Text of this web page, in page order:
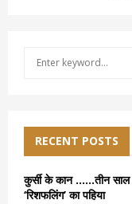
f
o
r
RECENT POSTS
कुर्सी के कान ……तीन साल
‘रिशफलिंग’ का पहिया